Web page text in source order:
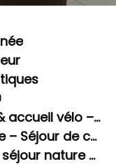
Soirée étape professionnels & accueil vélo – Prix unique 95 €
Chambres d’hôtes à La Flèche – Séjour de charme à La Girouardière
Gîte de charme à La Flèche – séjour nature en Sarthe